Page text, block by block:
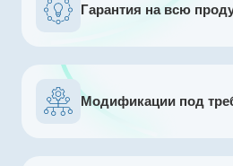
Гарантия на всю
Модификации под